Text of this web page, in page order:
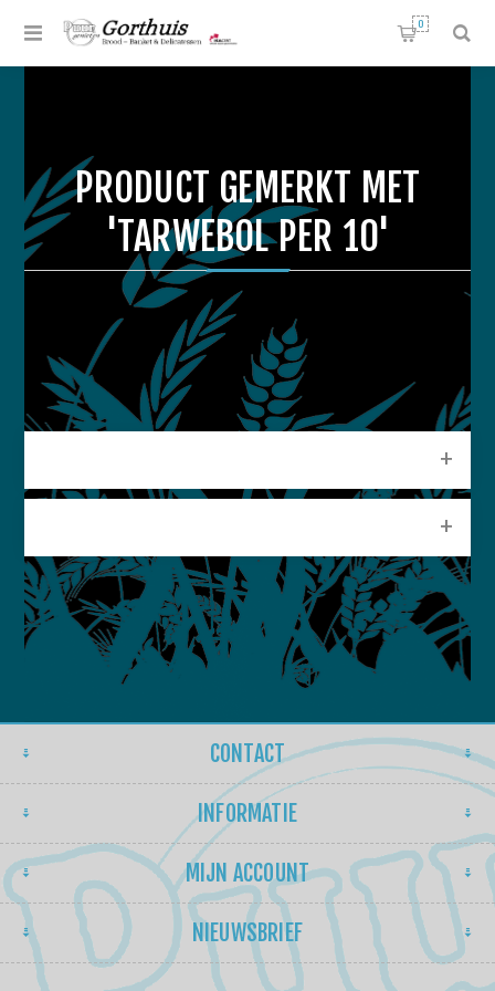
0
PRODUCT GEMERKT MET
'TARWEBOL PER 10'
CONTACT
INFORMATIE
MIJN ACCOUNT
NIEUWSBRIEF